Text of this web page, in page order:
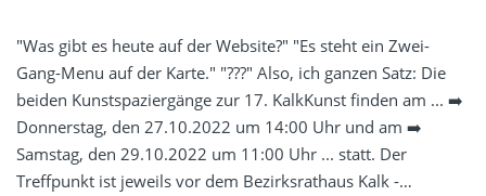
"Was gibt es heute auf der Website?" "Es steht ein Zwei-
Gang-Menu auf der Karte." "???" Also, ich ganzen Satz: Die
beiden Kunstspaziergänge zur 17. KalkKunst finden am ... ➡️
Donnerstag, den 27.10.2022 um 14:00 Uhr und am ➡️
Samstag, den 29.10.2022 um 11:00 Uhr ... statt. Der
Treffpunkt ist jeweils vor dem Bezirksrathaus Kalk -…